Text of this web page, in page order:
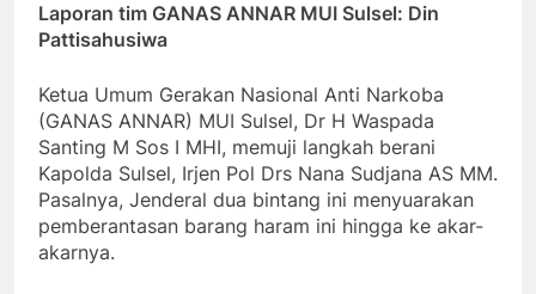
Laporan tim GANAS ANNAR MUI Sulsel: Din
Pattisahusiwa
Ketua Umum Gerakan Nasional Anti Narkoba
(GANAS ANNAR) MUI Sulsel, Dr H Waspada
Santing M Sos I MHI, memuji langkah berani
Kapolda Sulsel, Irjen Pol Drs Nana Sudjana AS MM.
Pasalnya, Jenderal dua bintang ini menyuarakan
pemberantasan barang haram ini hingga ke akar-
akarnya.